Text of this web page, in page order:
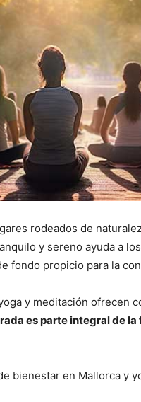
rodeados de
y sereno ayuda a
fondo propicio para la
y meditación ofrecen
es parte integral de
bienestar en Mallorca y